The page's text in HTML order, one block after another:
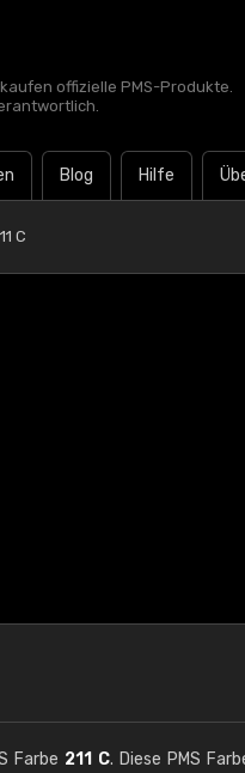
offizielle PMS-Produkte.
Blog Hilfe
C
Farbe 211 C. Diese PMS